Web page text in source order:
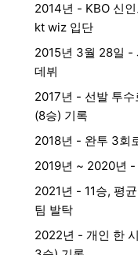
2014년 - KBO 신
kt wiz 입단
2015년 3월 28일 -
데뷔
2017년 - 선발 투
(8승) 기록
2018년 - 완투 3회
2019년 ~ 2020년 -
2021년 - 11승, 평
팀 발탁
2022년 - 개인 한